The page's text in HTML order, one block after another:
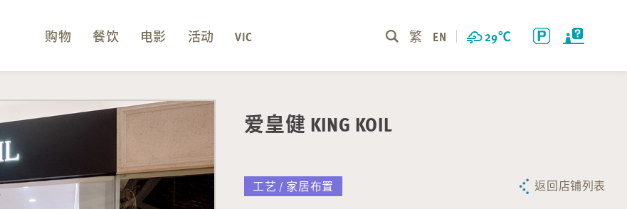
29℃
繁 EN
购物 餐饮 电影 活动 VIC
爱皇健 KING KOIL
工艺 / 家居布置 返回店铺列表